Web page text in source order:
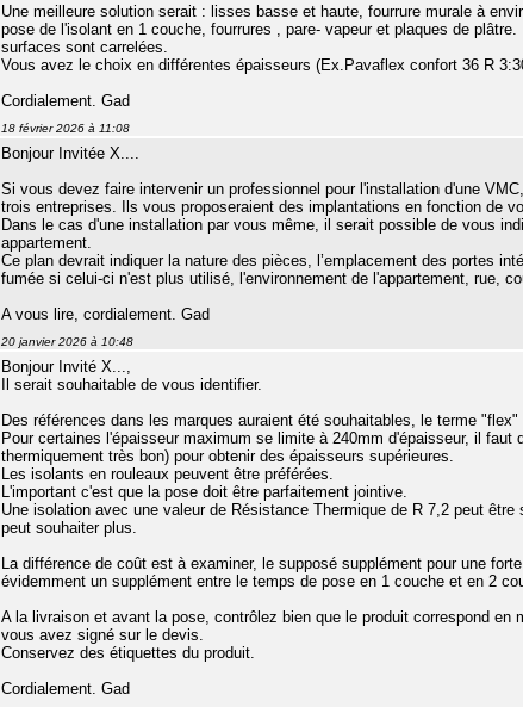
Une meilleure solution serait : lisses basse et haute, fourrure murale à
pose de l'isolant en 1 couche, fourrures , pare- vapeur et plaques de
surfaces sont carrelées.
Vous avez le choix en différentes épaisseurs (Ex.Pavaflex confort 36 R
Cordialement. Gad
18 février 2026 à 11:08
Bonjour Invitée X....
Si vous devez faire intervenir un professionnel pour l'installation d'une
trois entreprises. Ils vous proposeraient des implantations en fonction de
Dans le cas d'une installation par vous même, il serait possible de vous
appartement.
Ce plan devrait indiquer la nature des pièces, l’emplacement des portes
fumée si celui-ci n'est plus utilisé, l'environnement de l'appartement, rue,
A vous lire, cordialement. Gad
20 janvier 2026 à 10:48
Bonjour Invité X...,
Il serait souhaitable de vous identifier.
Des références dans les marques auraient été souhaitables, le terme "flex"
Pour certaines l'épaisseur maximum se limite à 240mm d'épaisseur, il
thermiquement très bon) pour obtenir des épaisseurs supérieures.
Les isolants en rouleaux peuvent être préférées.
L'important c'est que la pose doit être parfaitement jointive.
Une isolation avec une valeur de Résistance Thermique de R 7,2 peut
peut souhaiter plus.
La différence de coût est à examiner, le supposé supplément pour une
évidemment un supplément entre le temps de pose en 1 couche et en 2
A la livraison et avant la pose, contrôlez bien que le produit correspond en
vous avez signé sur le devis.
Conservez des étiquettes du produit.
Cordialement. Gad